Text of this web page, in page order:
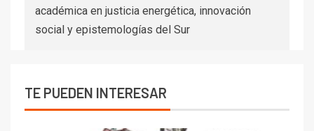
académica en justicia energética, innovación
social y epistemologías del Sur
TE PUEDEN INTERESAR